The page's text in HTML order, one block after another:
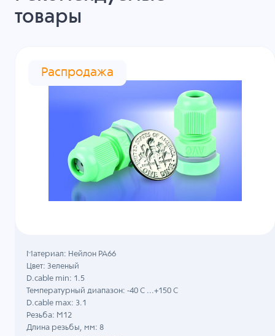
товары
Распродажа
Материал: Нейлон PA66
Цвет: Зеленый
D.cable min: 1.5
Температурный диапазон: -40 C ...+150 C
D.cable max: 3.1
Резьба: M12
Длина резьбы, мм: 8